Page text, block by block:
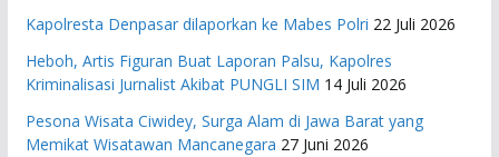
Kapolresta Denpasar dilaporkan ke Mabes Polri 22 Juli 2026
Heboh, Artis Figuran Buat Laporan Palsu, Kapolres
Kriminalisasi Jurnalist Akibat PUNGLI SIM 14 Juli 2026
Pesona Wisata Ciwidey, Surga Alam di Jawa Barat yang
Memikat Wisatawan Mancanegara 27 Juni 2026